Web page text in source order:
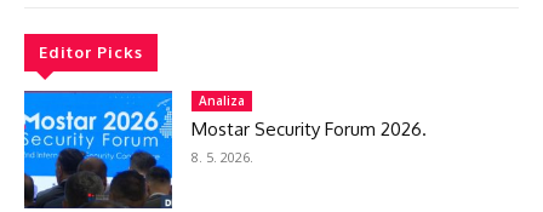
Editor Picks
Analiza
Mostar Security Forum 2026.
8. 5. 2026.